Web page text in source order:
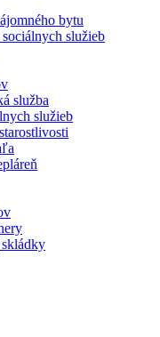
bytu
služieb
služba
služieb
skládky